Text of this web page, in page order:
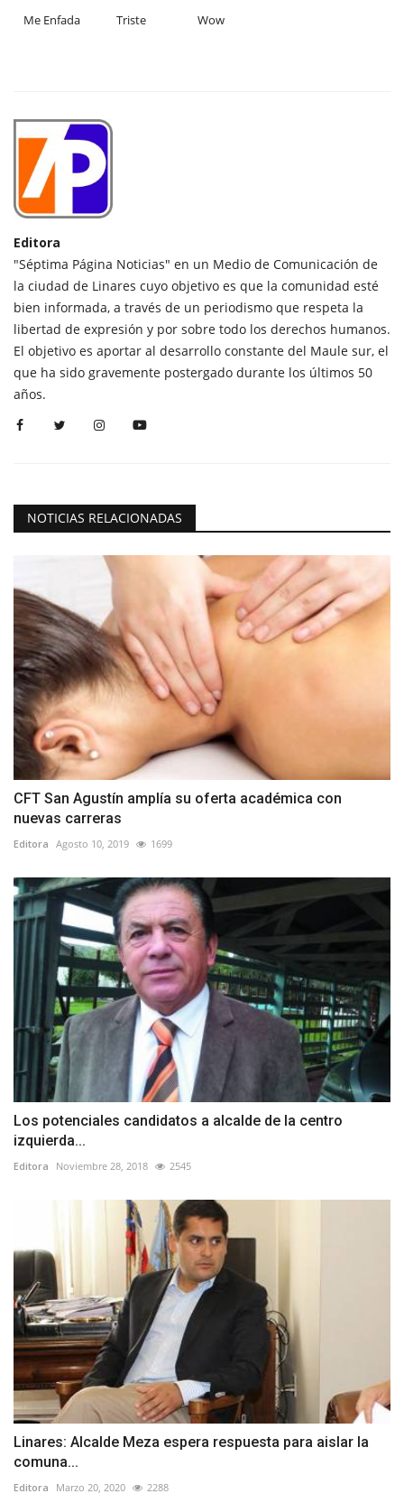
Me Enfada Triste Wow
Editora
"Séptima Página Noticias" en un Medio de Comunicación de
la ciudad de Linares cuyo objetivo es que la comunidad esté
bien informada, a través de un periodismo que respeta la
libertad de expresión y por sobre todo los derechos humanos.
El objetivo es aportar al desarrollo constante del Maule sur, el
que ha sido gravemente postergado durante los últimos 50
años.
NOTICIAS RELACIONADAS
CFT San Agustín amplía su oferta académica con
nuevas carreras
Editora Agosto 10, 2019 1699
Los potenciales candidatos a alcalde de la centro
izquierda...
Editora Noviembre 28, 2018 2545
Linares: Alcalde Meza espera respuesta para aislar la
comuna...
Editora Marzo 20, 2020 2288